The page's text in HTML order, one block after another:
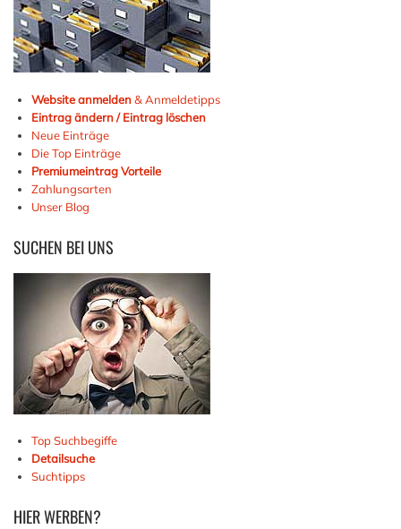
Website anmelden& Anmeldetipps
Eintrag ändern / Eintrag löschen
Neue Einträge
Die Top Einträge
Premiumeintrag Vorteile
Zahlungsarten
Unser Blog
SUCHEN BEI UNS
Top Suchbegiffe
Detailsuche
Suchtipps
HIERWERBEN?